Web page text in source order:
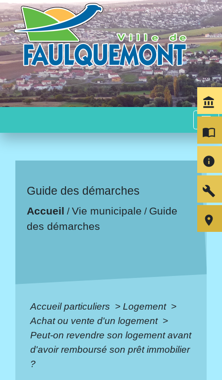
menu
Guide des démarches
Accueil /Vie municipale / Guide
des démarches
Accueil particuliers > Logement >
Achat ou vente d'un logement >
Peut-on revendre son logement avant
d'avoir remboursé son prêt immobilier
?
account_balance
import_contacts
info
build
room